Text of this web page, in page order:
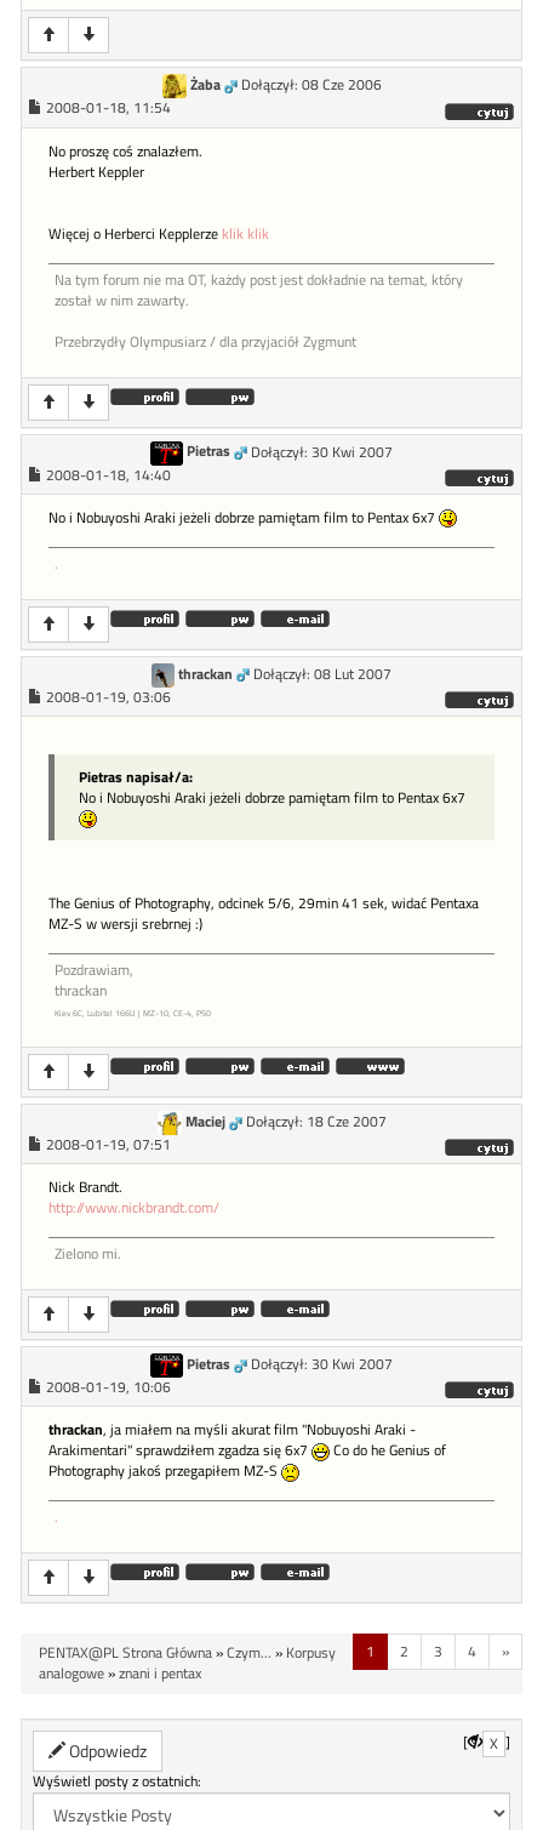
Żaba
Dołączył: 08 Cze 2006
2008-01-18, 11:54
No proszę coś znalazłem.
Herbert Keppler
Więcej o Herberci Kepplerze klik klik
Na tym forum nie ma OT, każdy post jest dokładnie na temat, który
został w nim zawarty.
Przebrzydły Olympusiarz / dla przyjaciół Zygmunt
Pietras
Dołączył: 30 Kwi 2007
2008-01-18, 14:40
No i Nobuyoshi Araki jeżeli dobrze pamiętam film to Pentax 6x7
.
thrackan
Dołączył: 08 Lut 2007
2008-01-19, 03:06
Pietras napisał/a:
No i Nobuyoshi Araki jeżeli dobrze pamiętam film to Pentax 6x7
The Genius of Photography, odcinek 5/6, 29min 41 sek, widać Pentaxa
MZ-S w wersji srebrnej :)
Pozdrawiam,
thrackan
Kiev 6C, Lubitel 166U | MZ-10, CE-4, P50
Maciej
Dołączył: 18 Cze 2007
2008-01-19, 07:51
Nick Brandt.
http://www.nickbrandt.com/
Zielono mi.
Pietras
Dołączył: 30 Kwi 2007
2008-01-19, 10:06
thrackan, ja miałem na myśli akurat film "Nobuyoshi Araki -
Arakimentari" sprawdziłem zgadza się 6x7
Co do he Genius of
Photography jakoś przegapiłem MZ-S
.
1 2 3 4 »
PENTAX@PL Strona Główna»Czym... » Korpusy
analogowe»znani i pentax
Odpowiedz [ X ]
Wyświetl posty z ostatnich: